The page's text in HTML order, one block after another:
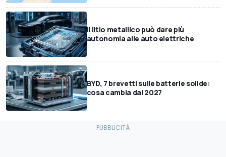
Il litio metallico può dare più
autonomia alle auto elettriche
BYD, 7 brevetti sulle batterie solide:
cosa cambia dal 2027